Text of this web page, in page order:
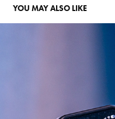
YOU MAY ALSO LIKE